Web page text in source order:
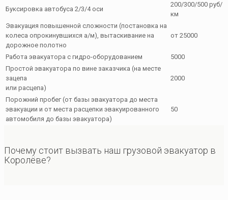
Буксировка автобуса 2/3/4 оси
200/300/500 руб/
км
Эвакуация повышенной сложности (постановка на
колеса опрокинувшихся а/м), вытаскивание на
дорожное полотно
от 25000
Работа эвакуатора с гидро-оборудованием
5000
Простой эвакуатора по вине заказчика (на месте
зацепа
или расцепа)
2000
Порожний пробег (от базы эвакуатора до места
эвакуации и от места расцепки эвакуированного
автомобиля до базы эвакуатора)
50
Почему стоит вызвать наш грузовой эвакуатор в
Королёве?